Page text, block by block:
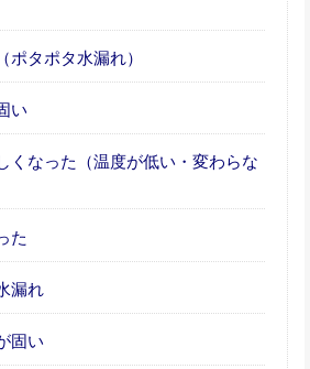
ポタポタ水漏れ）
い
くなった（温度が低い・変わらな
た
漏れ
固い